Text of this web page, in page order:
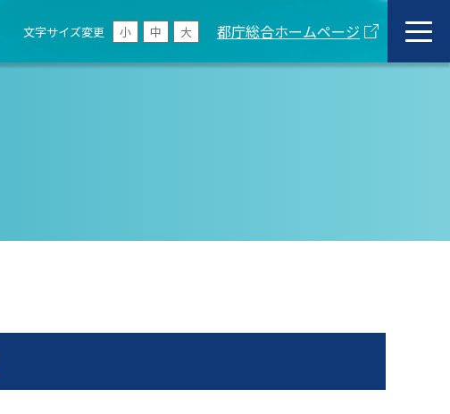
文字サイズ変更 小 中 大 都庁総合ホームページ